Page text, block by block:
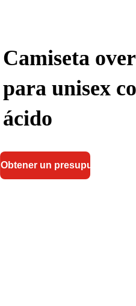
Camiseta
para unisex
ácido
Obtener un presupuesto